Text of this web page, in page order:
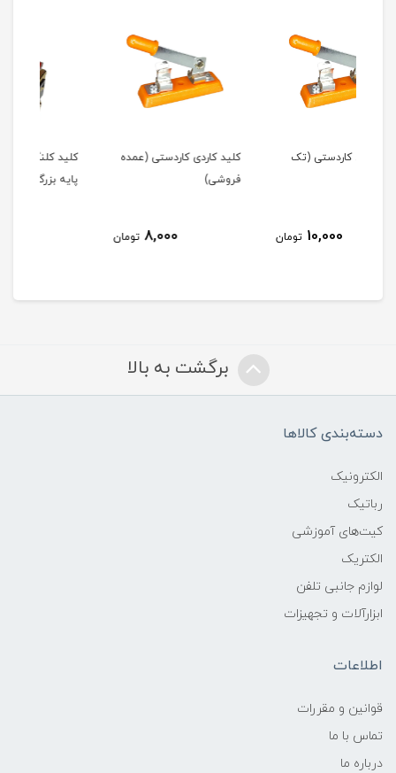
کلید کاردی کاردستی (عمده
8,000
کلید کلنگی سه حالته شش
پایه بزرگ (تک فروشی)
150,000
برگشت به بالا
دسته‌بندی کالاها
الکترونیک
رباتیک
کیت‌های آموزشی
الکتریک
لوازم جانبی تلفن
ابزارآلات و تجهیزات
اطلاعات
قوانين و مقررات
تماس با ما
درباره ما